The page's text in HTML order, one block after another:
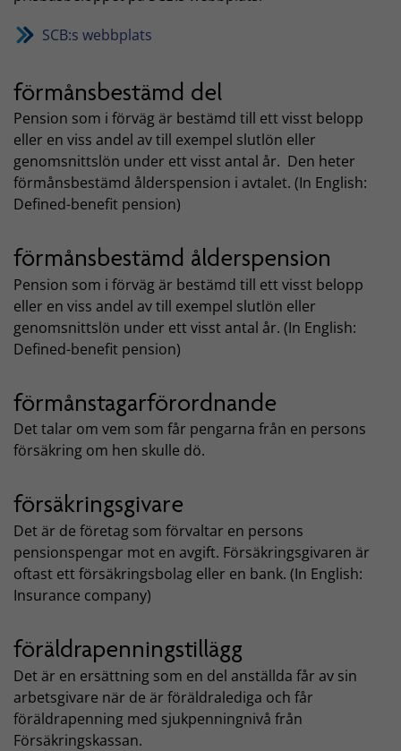
SCB:s webbplats
förmånsbestämd del
Pension som i förväg är bestämd till ett visst belopp
eller en viss andel av till exempel slutlön eller
genomsnittslön under ett visst antal år. Den heter
förmånsbestämd ålderspension i avtalet. (In English:
Defined-benefit pension)
förmånsbestämd ålderspension
Pension som i förväg är bestämd till ett visst belopp
eller en viss andel av till exempel slutlön eller
genomsnittslön under ett visst antal år. (In English:
Defined-benefit pension)
förmånstagarförordnande
Det talar om vem som får pengarna från en persons
försäkring om hen skulle dö.
försäkringsgivare
Det är de företag som förvaltar en persons
pensionspengar mot en avgift. Försäkringsgivaren är
oftast ett försäkringsbolag eller en bank. (In English:
Insurance company)
föräldrapenningstillägg
Det är en ersättning som en del anställda får av sin
arbetsgivare när de är föräldralediga och får
föräldrapenning med sjukpenningnivå från
Försäkringskassan.